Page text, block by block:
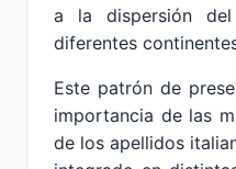
a la dispersión
diferentes
Este patrón de
importancia de las
de los apellidos